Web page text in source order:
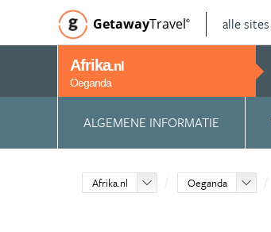
GetawayTravel© alle sites
Afrika.nl
Oeganda
ALGEMENE INFORMATIE
Afrika.nl Oeganda